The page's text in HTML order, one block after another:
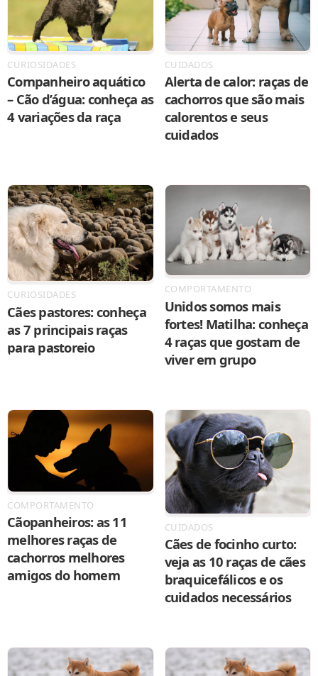
CURIOSIDADES
Companheiro aquático
– Cão d’água: conheça as
4 variações da raça
CUIDADOS
Alerta de calor: raças de
cachorros que são mais
calorentos e seus
cuidados
CURIOSIDADES
Cães pastores: conheça
as 7 principais raças
para pastoreio
COMPORTAMENTO
Unidos somos mais
fortes! Matilha: conheça
4 raças que gostam de
viver em grupo
COMPORTAMENTO
Cãopanheiros: as 11
melhores raças de
cachorros melhores
amigos do homem
CUIDADOS
Cães de focinho curto:
veja as 10 raças de cães
braquicefálicos e os
cuidados necessários